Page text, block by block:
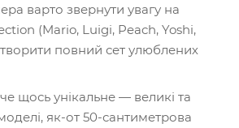
варто звернути увагу на
(Mario, Luigi, Peach, Yoshi,
повний сет улюблених
щось унікальне — великі та
як-от 50-сантиметрова